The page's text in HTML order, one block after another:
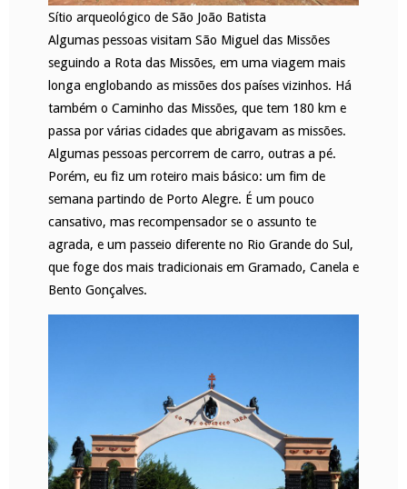
Sítio arqueológico de São João Batista
Algumas pessoas visitam São Miguel das Missões
seguindo a Rota das Missões, em uma viagem mais
longa englobando as missões dos países vizinhos. Há
também o Caminho das Missões, que tem 180 km e
passa por várias cidades que abrigavam as missões.
Algumas pessoas percorrem de carro, outras a pé.
Porém, eu fiz um roteiro mais básico: um fim de
semana partindo de Porto Alegre. É um pouco
cansativo, mas recompensador se o assunto te
agrada, e um passeio diferente no Rio Grande do Sul,
que foge dos mais tradicionais em Gramado, Canela e
Bento Gonçalves.